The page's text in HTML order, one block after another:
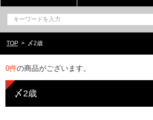
TOP 〆2歳
0件の商品がございます。
〆2歳